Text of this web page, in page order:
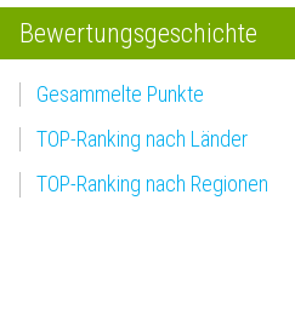
Bewertungsgeschichte
Gesammelte Punkte
TOP-Ranking nach Länder
TOP-Ranking nach Regionen